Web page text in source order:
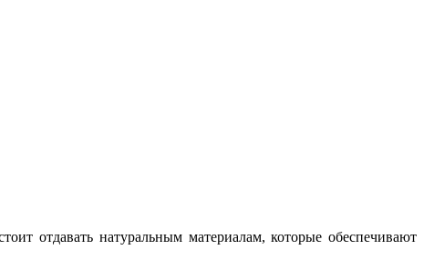
отдавать натуральным материалам, которые обеспечивают